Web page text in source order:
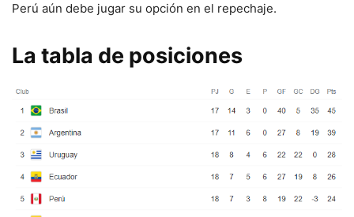
Perú aún debe jugar su opción en el repechaje.
La tabla de posiciones